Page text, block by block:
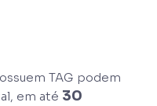
TAG podem
em até 30